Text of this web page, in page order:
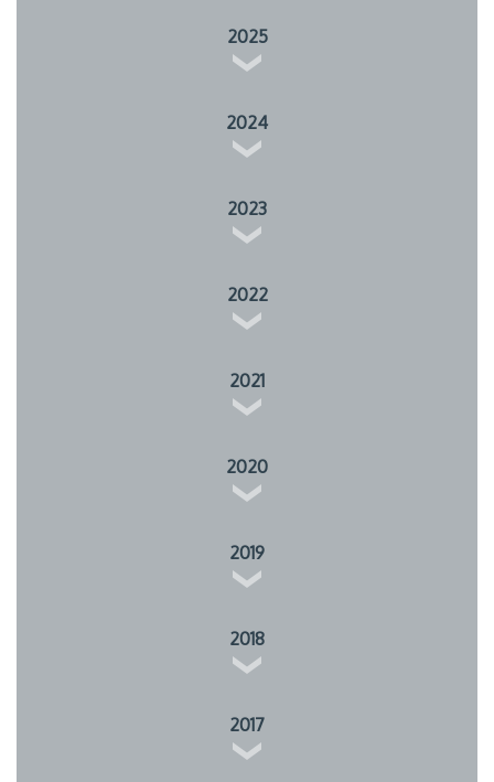
2025
2024
2023
2022
2021
2020
2019
2018
2017